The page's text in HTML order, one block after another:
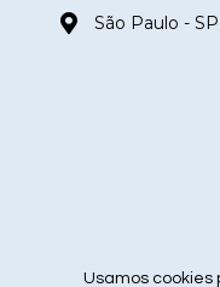
São Paulo - SP
siga
Usamos cookies